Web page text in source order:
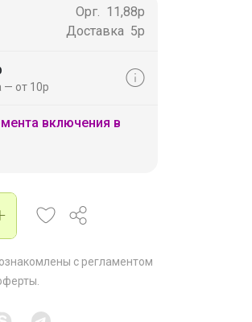
Орг. 11,88р
Доставка 5р
— от 10р
включения в
с регламентом